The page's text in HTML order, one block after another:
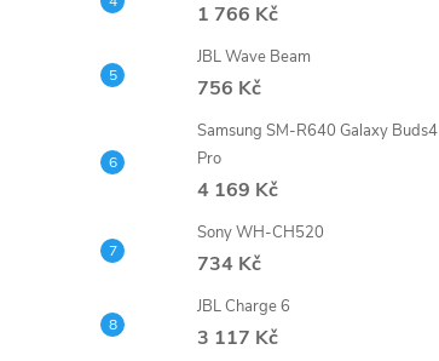
1 766 Kč
JBL Wave Beam
756 Kč
Samsung SM-R640 Galaxy Buds4
Pro
4 169 Kč
Sony WH-CH520
734 Kč
JBL Charge 6
3 117 Kč